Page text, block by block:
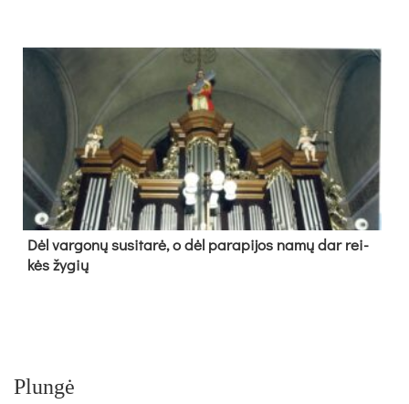
Dėl var­go­nų su­si­ta­rė, o dėl pa­ra­pi­jos na­mų dar rei­
kės žy­gių
Plungė